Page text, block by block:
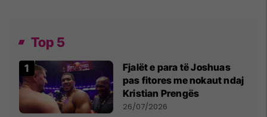
Top 5
Fjalët e para të Joshuas
pas fitores me nokaut ndaj
Kristian Prengës
26/07/2026